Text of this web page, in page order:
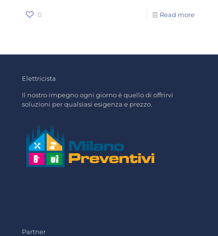
0 Read more
Elettricista
Il nostro impegno ogni giorno è quello di offrirvi
soluzioni per qualsiasi esigenza e prezzo.
Partner